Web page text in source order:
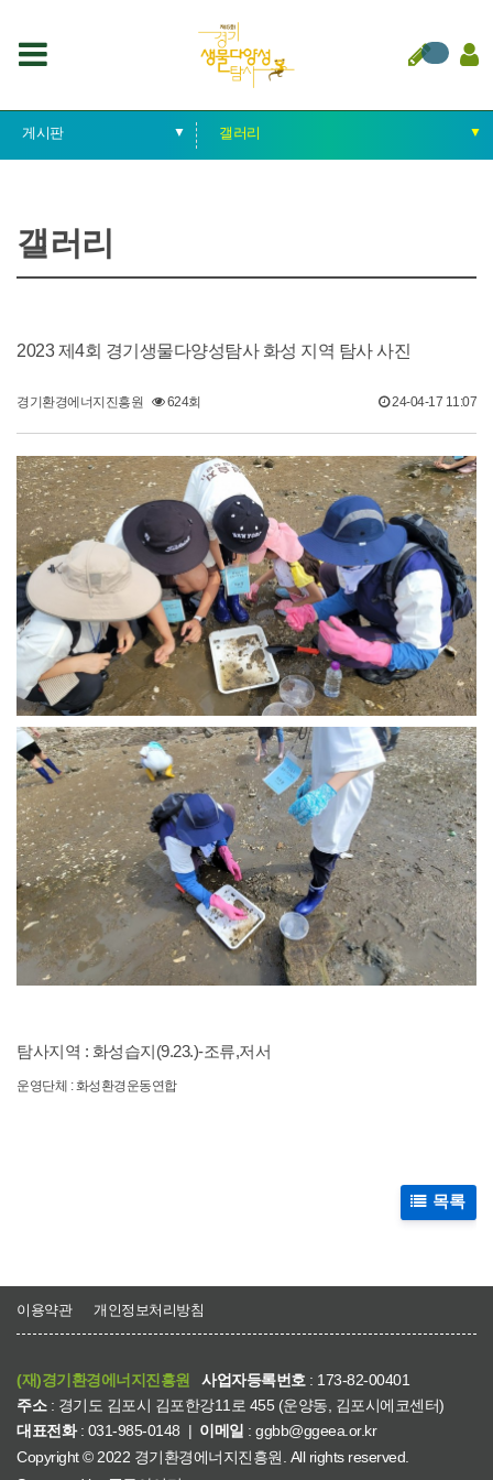
게시판 ▼
중점 탐사
갤러리 ▼
갤러리
2023 제4회 경기생물다양성탐사 화성 지역 탐사 사진
경기환경에너지진흥원 624회 24-04-17 11:07
탐사지역 : 화성습지(9.23.)-조류,저서
운영단체 : 화성환경운동연합
목록
이용약관 개인정보처리방침
(재)경기환경에너지진흥원 사업자등록번호 : 173-82-00401
주소: 경기도 김포시 김포한강11로 455 (운양동, 김포시에코센터)
대표전화: 031-985-0148 | 이메일 : ggbb@ggeea.or.kr
Copyright©2022 경기환경에너지진흥원. All rights reserved.